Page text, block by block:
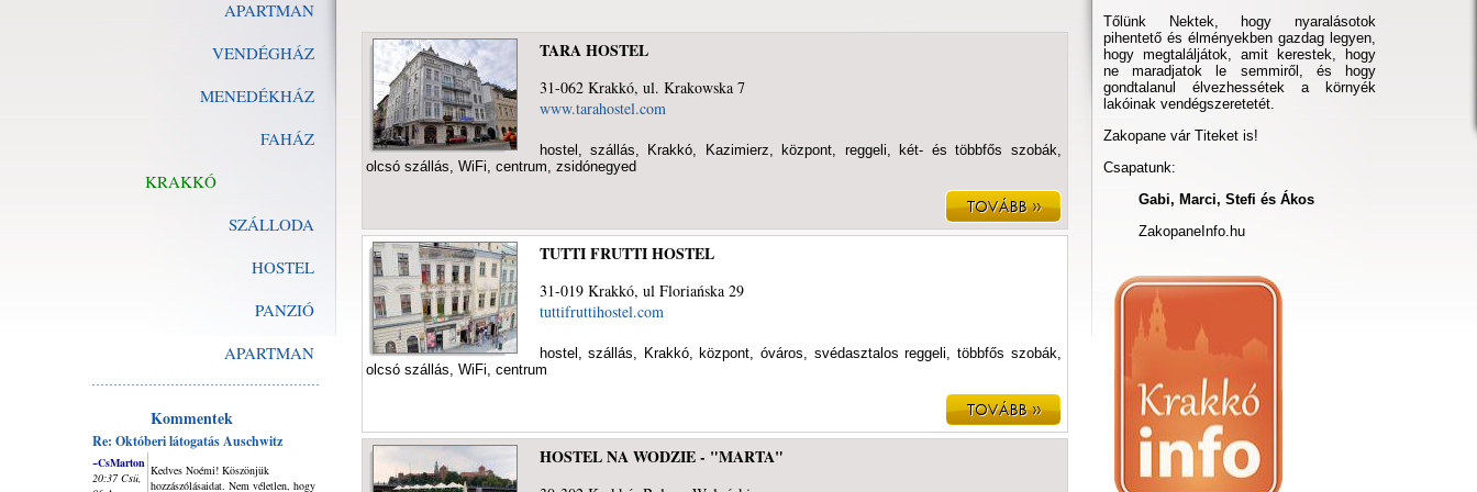
APARTMAN
VENDÉGHÁZ
MENEDÉKHÁZ
FAHÁZ
KRAKKÓ
SZÁLLODA
HOSTEL
PANZIÓ
APARTMAN
Kommentek
Re: Októberi látogatás Auschwitz
~CsMarton
20:37 Csü,
Kedves Noémi! Köszönjük
hozzászólásaidat. Nem véletlen, hogy
TARA HOSTEL
31-062 Krakkó, ul. Krakowska 7
www.tarahostel.com
hostel, szállás, Krakkó, Kazimierz, központ, reggeli, két- és többfős szobák,
olcsó szállás, WiFi, centrum, zsidónegyed
TUTTI FRUTTI HOSTEL
31-019 Krakkó, ul Floriańska 29
tuttifruttihostel.com
hostel, szállás, Krakkó, központ, óváros, svédasztalos reggeli, többfős szobák,
olcsó szállás, WiFi, centrum
HOSTEL NA WODZIE - "MARTA"
Tőlünk Nektek, hogy nyaralásotok
pihentető és élményekben gazdag legyen,
hogy megtaláljátok, amit kerestek, hogy
ne maradjatok le semmiről, és hogy
gondtalanul élvezhessétek a környék
lakóinak vendégszeretetét.
Zakopane vár Titeket is!
Csapatunk:
Gabi, Marci, Stefi és Ákos
ZakopaneInfo.hu